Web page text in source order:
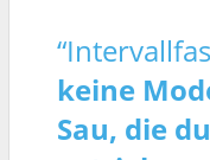
keine
Sau, die